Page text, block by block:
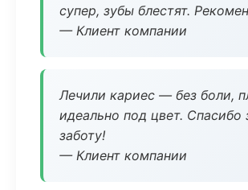
супер, зубы блестят.
— Клиент компании
Лечили кариес — без боли,
идеально под цвет. Спасибо
заботу!
— Клиент компании